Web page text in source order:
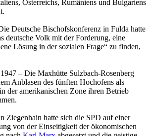
Österreichs, Rumäniens und Bulgariens
Deutsche Bischofskonferenz in Fulda hatte
deutsche Volk mit der Forderung, eine
Lösung in der sozialen Frage“ zu finden,
– Die Maxhütte Sulzbach-Rosenberg
Anblasen des fünften Hochofens als
der amerikanischen Zone ihren Betrieb
Ziegenhain hatte sich die SPD auf einer
von der Einseitigkeit der ökonomischen